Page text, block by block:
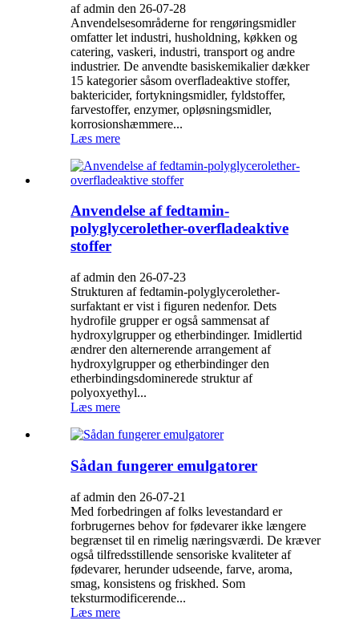
af admin den 26-07-28
Anvendelsesområderne for rengøringsmidler
omfatter let industri, husholdning, køkken og
catering, vaskeri, industri, transport og andre
industrier. De anvendte basiskemikalier dækker
15 kategorier såsom overfladeaktive stoffer,
baktericider, fortykningsmidler, fyldstoffer,
farvestoffer, enzymer, opløsningsmidler,
korrosionshæmmere...
Læs mere
Anvendelse af fedtamin-
polyglycerolether-overfladeaktive
stoffer
af admin den 26-07-23
Strukturen af ​​fedtamin-polyglycerolether-
surfaktant er vist i figuren nedenfor. Dets
hydrofile grupper er også sammensat af
hydroxylgrupper og etherbindinger. Imidlertid
ændrer den alternerende arrangement af
hydroxylgrupper og etherbindinger den
etherbindingsdominerede struktur af
polyoxyethyl...
Læs mere
Sådan fungerer emulgatorer
af admin den 26-07-21
Med forbedringen af ​​folks levestandard er
forbrugernes behov for fødevarer ikke længere
begrænset til en rimelig næringsværdi. De kræver
også tilfredsstillende sensoriske kvaliteter af
fødevarer, herunder udseende, farve, aroma,
smag, konsistens og friskhed. Som
teksturmodificerende...
Læs mere